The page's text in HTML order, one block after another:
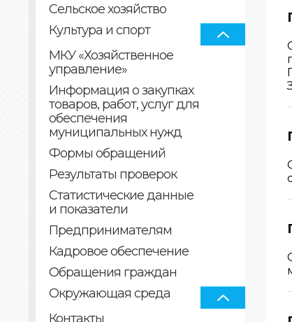
Сельское хозяйство
Культура и спорт
МКУ «Хозяйственное
управление»
Информация о закупках
товаров, работ, услуг для
обеспечения
муниципальных нужд
Формы обращений
Результаты проверок
Статистические данные
и показатели
Предпринимателям
Кадровое обеспечение
Обращения граждан
Окружающая среда
Контакты